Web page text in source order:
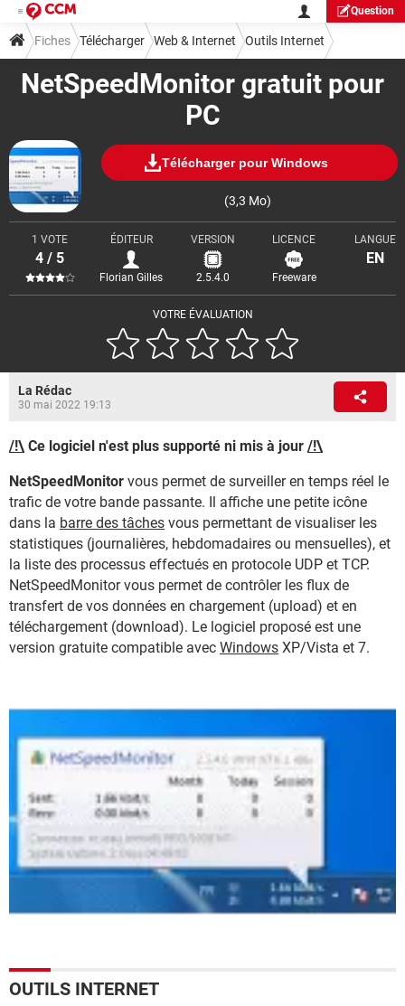
Question
NetSpeedMonitor gratuit pour
PC
Télécharger pour Windows
(3,3 Mo)
VOTRE ÉVALUATION
1 VOTE
4 / 5
ÉDITEUR
Florian Gilles
VERSION
2.5.4.0
LICENCE
Freeware
LANGUE
EN
Fiches Télécharger Web & Internet Outils Internet
La Rédac
30 mai 2022 19:13
/!\ Ce logiciel n'est plus supporté ni mis à jour /!\
NetSpeedMonitor vous permet de surveiller en temps réel le
trafic de votre bande passante. Il affiche une petite icône
dans la barre des tâches vous permettant de visualiser les
statistiques (journalières, hebdomadaires ou mensuelles), et
la liste des processus effectués en protocole UDP et TCP.
NetSpeedMonitor vous permet de contrôler les flux de
transfert de vos données en chargement (upload) et en
téléchargement (download). Le logiciel proposé est une
version gratuite compatible avec Windows XP/Vista et 7.
OUTILS INTERNET